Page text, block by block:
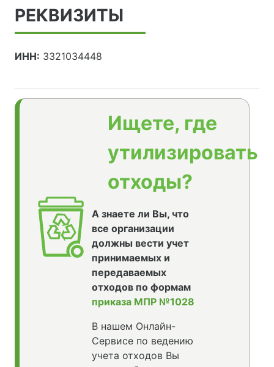
РЕКВИЗИТЫ
ИНН: 3321034448
Ищете, где
утилизировать
отходы?
А знаете ли Вы, что
все организации
должны вести учет
принимаемых и
передаваемых
отходов по формам
приказа МПР №1028
В нашем Онлайн-
Сервисе по ведению
учета отходов Вы